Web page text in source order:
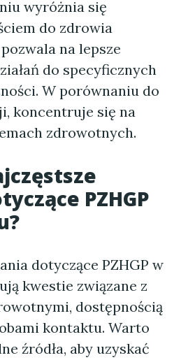
wyróżnia się
do zdrowia
na lepsze
do specyficznych
W porównaniu do
koncentruje się na
zdrowotnych.
PZHGP
dotyczące PZHGP w
kwestie związane z
dostępnością
kontaktu. Warto
źródła, aby uzyskać